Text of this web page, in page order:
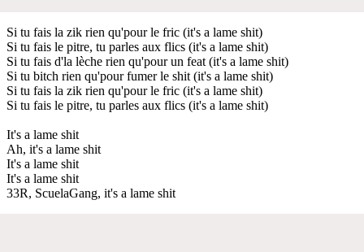
Si tu fais la zik rien qu'pour le fric (it's a lame shit)
Si tu fais le pitre, tu parles aux flics (it's a lame shit)
Si tu fais d'la lèche rien qu'pour un feat (it's a lame shit)
Si tu bitch rien qu'pour fumer le shit (it's a lame shit)
Si tu fais la zik rien qu'pour le fric (it's a lame shit)
Si tu fais le pitre, tu parles aux flics (it's a lame shit)
It's a lame shit
Ah, it's a lame shit
It's a lame shit
It's a lame shit
33R, ScuelaGang, it's a lame shit